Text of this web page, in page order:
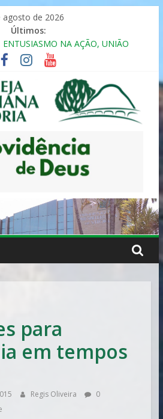
agosto de 2026
Últimos:
ENTUSIASMO NA AÇÃO, UNIÃO
e Relacionamento com
para
em tempos
Regis Oliveira
0